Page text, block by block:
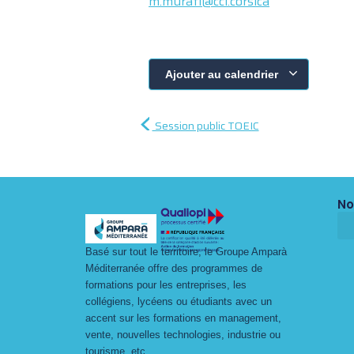
Ajouter au calendrier
Session public TOEIC
Basé sur tout le territoire, le Groupe Amparà
Méditerranée offre des programmes de
formations pour les entreprises, les
collégiens, lycéens ou étudiants avec un
accent sur les formations en management,
vente, nouvelles technologies, industrie ou
tourisme, etc…